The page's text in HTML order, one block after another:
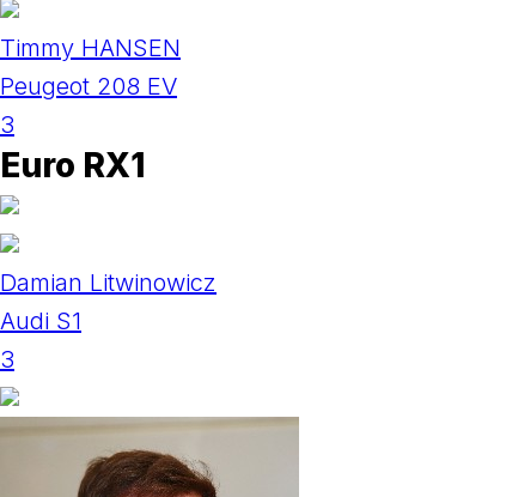
Timmy HANSEN
Peugeot 208 EV
3
Euro RX1
Damian Litwinowicz
Audi S1
3